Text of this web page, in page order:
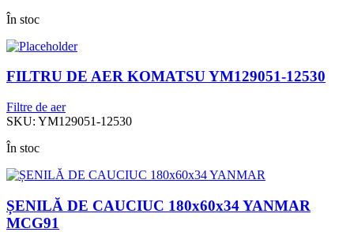
În stoc
FILTRU DE AER KOMATSU YM129051-12530
Filtre de aer
SKU: YM129051-12530
În stoc
ȘENILĂ DE CAUCIUC 180x60x34 YANMAR
MCG91